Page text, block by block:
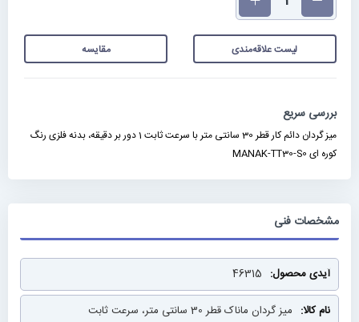
لیست علاقه‌مندی مقایسه
بررسی سریع
میز گردان دائم کار قطر 30 سانتی متر با سرعت ثابت 1 دور بر دقیقه، بدنه فلزی رنگ
کوره ای MANAK-TT30-S0
مشخصات فنی
مشخصات
فنی
46315
میز گردان ماناک قطر 30 سانتی متر، سرعت ثابت